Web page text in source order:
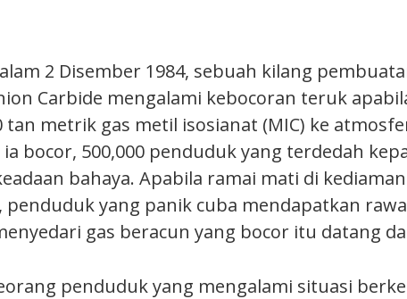
2 Disember 1984, sebuah kilang
Carbide mengalami kebocoran teruk
tan metrik gas metil isosianat (MIC) ke
ia bocor, 500,000 penduduk yang terdedah
bahaya. Apabila ramai mati di
penduduk yang panik cuba mendapatkan
gas beracun yang bocor itu datang
penduduk yang mengalami situasi